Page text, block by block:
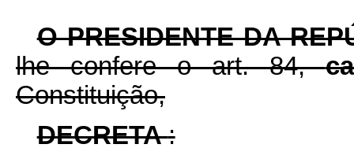
O PRESIDENTE DA
lhe confere o art. 84,
Constituição,
DECRETA: